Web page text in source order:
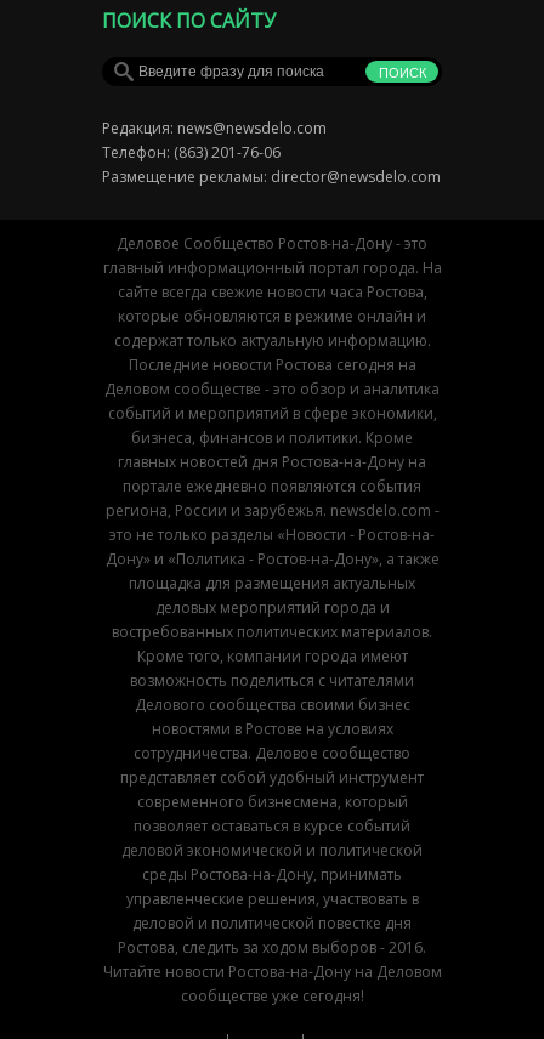
ПОИСК ПО САЙТУ
Редакция: news@newsdelo.com
Телефон: (863) 201-76-06
Размещение рекламы: director@newsdelo.com
Деловое Сообщество Ростов-на-Дону - это
главный информационный портал города. На
сайте всегда свежие новости часа Ростова,
которые обновляются в режиме онлайн и
содержат только актуальную информацию.
Последние новости Ростова сегодня на
Деловом сообществе - это обзор и аналитика
событий и мероприятий в сфере экономики,
бизнеса, финансов и политики. Кроме
главных новостей дня Ростова-на-Дону на
портале ежедневно появляются события
региона, России и зарубежья. newsdelo.com -
это не только разделы «Новости - Ростов-на-
Дону» и «Политика - Ростов-на-Дону», а также
площадка для размещения актуальных
деловых мероприятий города и
востребованных политических материалов.
Кроме того, компании города имеют
возможность поделиться с читателями
Делового сообщества своими бизнес
новостями в Ростове на условиях
сотрудничества. Деловое сообщество
представляет собой удобный инструмент
современного бизнесмена, который
позволяет оставаться в курсе событий
деловой экономической и политической
среды Ростова-на-Дону, принимать
управленческие решения, участвовать в
деловой и политической повестке дня
Ростова, следить за ходом выборов - 2016.
Читайте новости Ростова-на-Дону на Деловом
сообществе уже сегодня!